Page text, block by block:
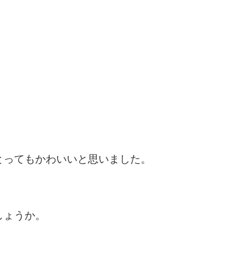
てもかわいいと思いました。
うか。